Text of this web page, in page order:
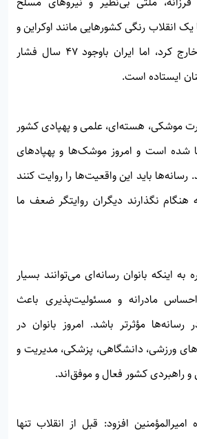
انقلاب رنگی کشورهایی مانند اوکراین و
گرجستان را از مسیر خارج کرد، اما ایران باوجود ۴۷ سال فشار
ایستاده است.
موشکی، هسته‌ای، علمی و پهپادی کشور
شده است و امروز موشک‌ها و پهپادهای
رسانه‌ها باید این واقعیت‌ها را روایت کنند
نگذارند دیگران روایتگر ضعف ما
به اینکه بانوان رسانه‌ای می‌توانند بسیار
مادرانه و مسئولیت‌پذیری باعث
مؤثرتر باشد. امروز بانوان در
ورزشی، دانشگاهی، پزشکی، مدیریت و
کشور فعال و موفق‌اند.
افزود: قبل از انقلاب تنها